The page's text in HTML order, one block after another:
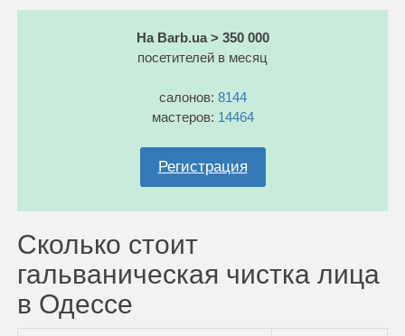
На Barb.ua > 350 000
посетителей в месяц
салонов: 8144
мастеров: 14464
Регистрация
Сколько стоит
гальваническая чистка лица
в Одессе